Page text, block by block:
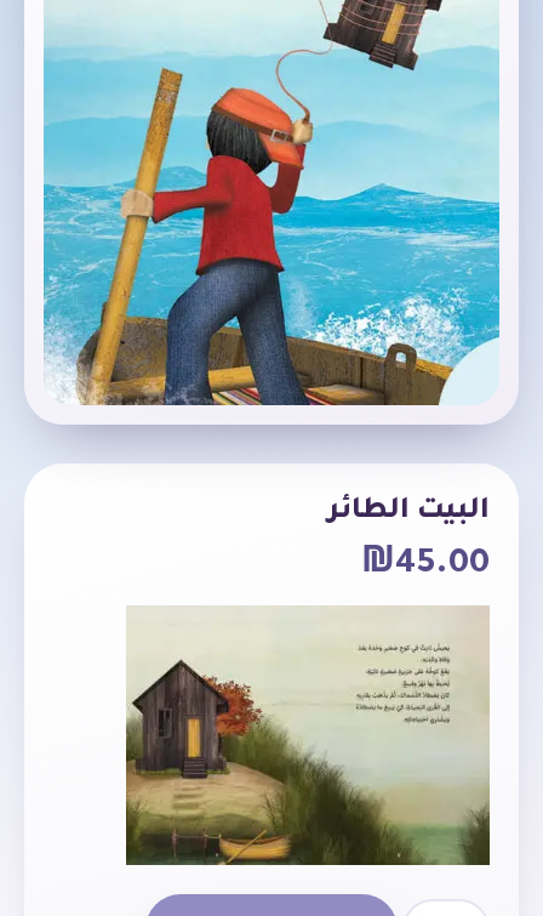
البيت الطائر
₪45.00